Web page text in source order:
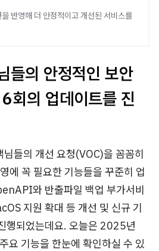
반영해 더 안정적이고 개선된 서비스를
의 안정적인 보안
회의 업데이트를 진
들의 개선 요청(VOC)을 꼼꼼히
에 꼭 필요한 기능들을 꾸준히 업
와 반출파일 백업 부가서비
지원 확대 등 개선 및 신규 기
행되었는데요. 오늘은 2025년
요 기능을 한눈에 확인하실 수 있